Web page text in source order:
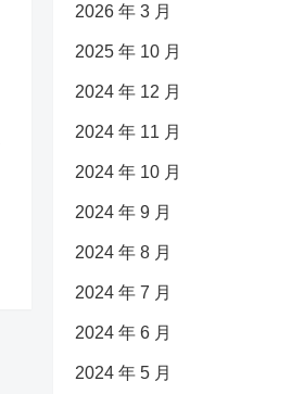
2026 年 3 月
2025 年 10 月
2024 年 12 月
2024 年 11 月
2024 年 10 月
2024 年 9 月
2024 年 8 月
2024 年 7 月
2024 年 6 月
2024 年 5 月